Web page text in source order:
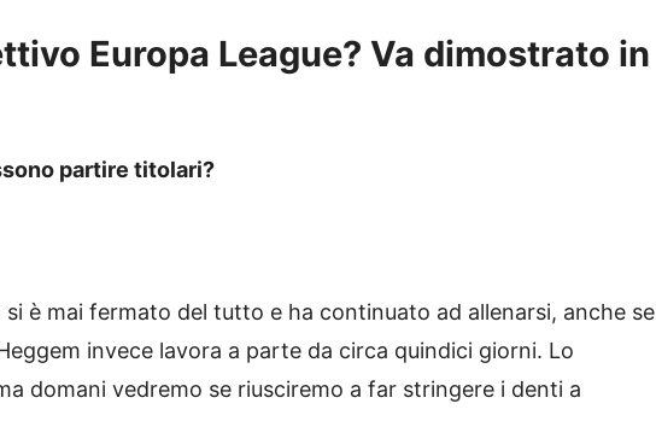
Europa League? Va dimostrato in
partire titolari?
si è mai fermato del tutto e ha continuato ad allenarsi, anche se
invece lavora a parte da circa quindici giorni. Lo
domani vedremo se riusciremo a far stringere i denti a